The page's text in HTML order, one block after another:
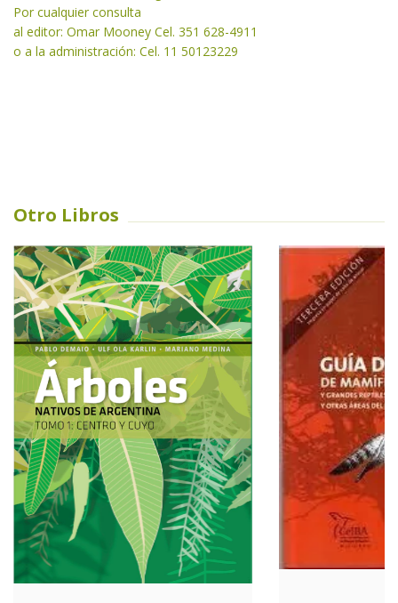
Por cualquier consulta
al editor: Omar Mooney Cel. 351 628-4911
o a la administración: Cel. 11 50123229
Otro Libros